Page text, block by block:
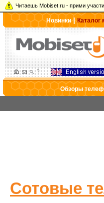
Читаешь Mobiset.ru - прими
Новинки|Каталог
Обзоры
Сотовые